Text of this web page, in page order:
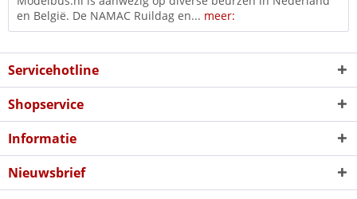
en België. De NAMAC Ruildag en... meer:
Servicehotline
Shopservice
Informatie
Nieuwsbrief